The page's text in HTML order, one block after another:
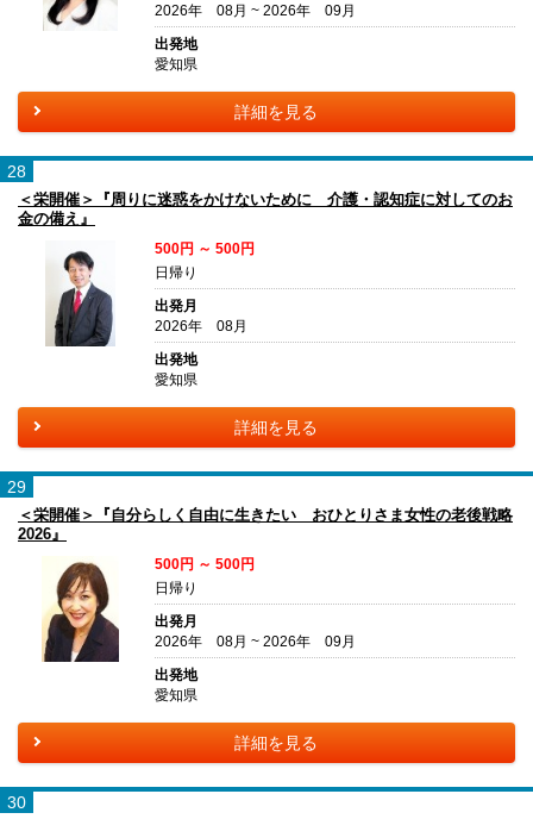
2026年 08月 ~ 2026年 09月
出発地
愛知県
詳細を見る
28
＜栄開催＞『周りに迷惑をかけないために 介護・認知症に対してのお
金の備え』
500円 ～ 500円
日帰り
出発月
2026年 08月
出発地
愛知県
詳細を見る
29
＜栄開催＞『自分らしく自由に生きたい おひとりさま女性の老後戦略
2026』
500円 ～ 500円
日帰り
出発月
2026年 08月 ~ 2026年 09月
出発地
愛知県
詳細を見る
30